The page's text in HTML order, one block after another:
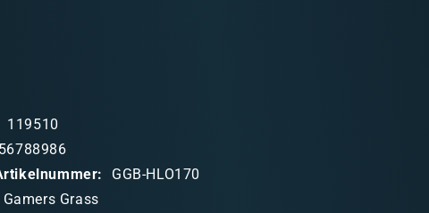
119510
GGB-HLO170
Gamers Grass